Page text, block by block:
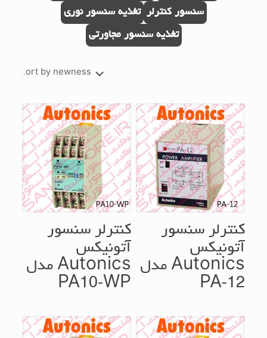
سنسور کنترلر تغذیه سنسور نوری
تغذیه سنسور مجاورتی
کنترلر سنسور
آتونیکس
Autonics مدل
PA-12
کنترلر سنسور
آتونیکس
Autonics مدل
PA10-WP